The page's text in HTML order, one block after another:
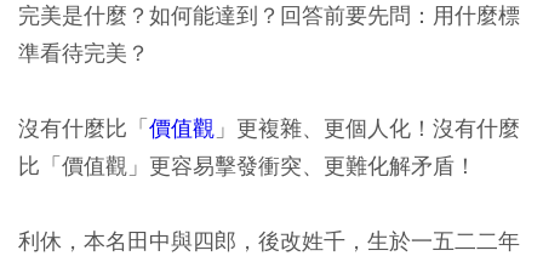
完美是什麼？如何能達到？回答前要先問：用什麼標
準看待完美？
沒有什麼比「價值觀 」更複雜、更個人化！沒有什麼
比「價值觀」更容易擊發衝突、更難化解矛盾！
利休，本名田中與四郎，後改姓千，生於一五二二年